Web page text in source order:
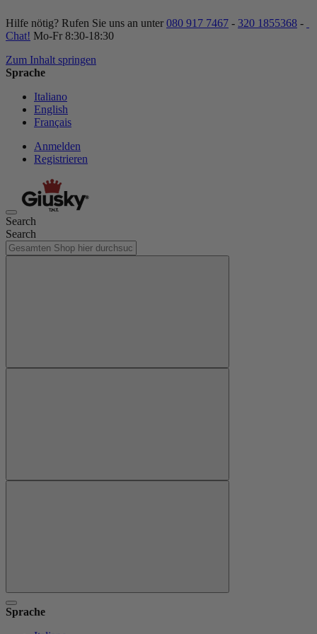
Hilfe nötig? Rufen Sie uns an unter 080 917 7467 - 320 1855368 -
Chat! Mo-Fr 8:30-18:30
Zum Inhalt springen
Sprache
Italiano
English
Français
Anmelden
Registrieren
Search
Search
Sprache